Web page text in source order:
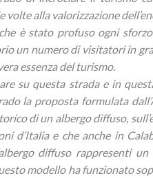
volte alla valorizzazione
è stato profuso ogni
un numero di visitatori in
essenza del turismo.
su questa strada e in
la proposta formulata
di un albergo diffuso,
d’Italia e che anche in
diffuso rappresenti
modello ha funzionato